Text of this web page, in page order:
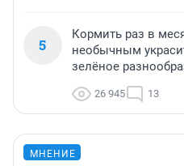
5
Кормить раз в
необычным
зелёное
26 945 13
МНЕНИЕ